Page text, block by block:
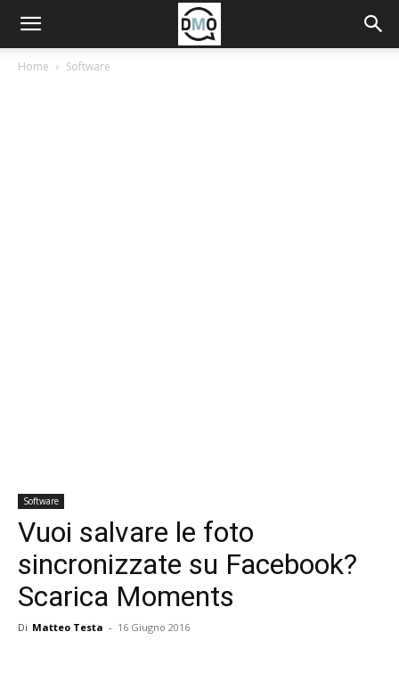
Home Software
Software
Vuoi salvare le foto
sincronizzate su Facebook?
Scarica Moments
Di Matteo Testa - 16 Giugno 2016